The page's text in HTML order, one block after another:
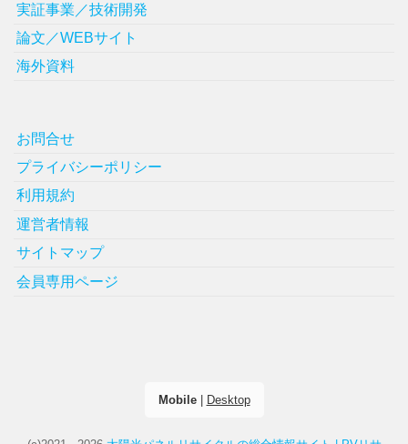
実証事業／技術開発
論文／WEBサイト
海外資料
お問合せ
プライバシーポリシー
利用規約
運営者情報
サイトマップ
会員専用ページ
Mobile| Desktop